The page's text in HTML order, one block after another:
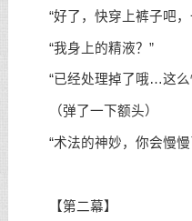
“好了，快穿上裤子吧，
“我身上的精液？”
“已经处理掉了哦…这么
（弹了一下额头）
“术法的神妙，你会慢慢
【第二幕】